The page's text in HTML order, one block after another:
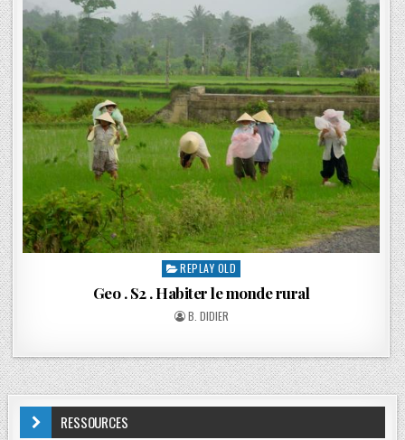
REPLAY OLD
Geo . S2 . Habiter le monde rural
B. DIDIER
RESSOURCES